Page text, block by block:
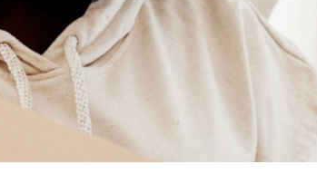
waarin staat dat ik een betalingsachterstand heb.